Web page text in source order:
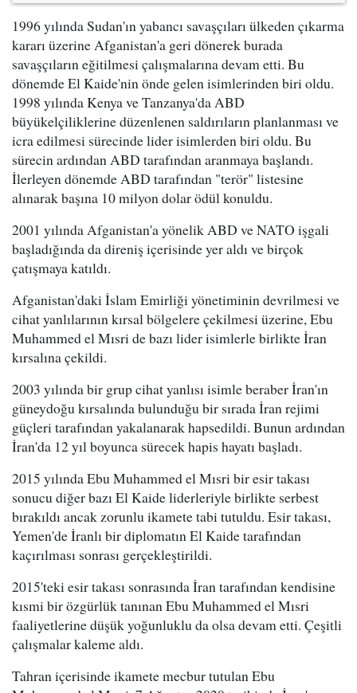
1996 yılında Sudan'ın yabancı savaşçıları ülkeden çıkarma
kararı üzerine Afganistan'a geri dönerek burada
savaşçıların eğitilmesi çalışmalarına devam etti. Bu
dönemde El Kaide'nin önde gelen isimlerinden biri oldu.
1998 yılında Kenya ve Tanzanya'da ABD
büyükelçiliklerine düzenlenen saldırıların planlanması ve
icra edilmesi sürecinde lider isimlerden biri oldu. Bu
sürecin ardından ABD tarafından aranmaya başlandı.
İlerleyen dönemde ABD tarafından "terör" listesine
alınarak başına 10 milyon dolar ödül konuldu.
2001 yılında Afganistan'a yönelik ABD ve NATO işgali
başladığında da direniş içerisinde yer aldı ve birçok
çatışmaya katıldı.
Afganistan'daki İslam Emirliği yönetiminin devrilmesi ve
cihat yanlılarının kırsal bölgelere çekilmesi üzerine, Ebu
Muhammed el Mısri de bazı lider isimlerle birlikte İran
kırsalına çekildi.
2003 yılında bir grup cihat yanlısı isimle beraber İran'ın
güneydoğu kırsalında bulunduğu bir sırada İran rejimi
güçleri tarafından yakalanarak hapsedildi. Bunun ardından
İran'da 12 yıl boyunca sürecek hapis hayatı başladı.
2015 yılında Ebu Muhammed el Mısri bir esir takası
sonucu diğer bazı El Kaide liderleriyle birlikte serbest
bırakıldı ancak zorunlu ikamete tabi tutuldu. Esir takası,
Yemen'de İranlı bir diplomatın El Kaide tarafından
kaçırılması sonrası gerçekleştirildi.
2015'teki esir takası sonrasında İran tarafından kendisine
kısmi bir özgürlük tanınan Ebu Muhammed el Mısri
faaliyetlerine düşük yoğunluklu da olsa devam etti. Çeşitli
çalışmalar kaleme aldı.
Tahran içerisinde ikamete mecbur tutulan Ebu